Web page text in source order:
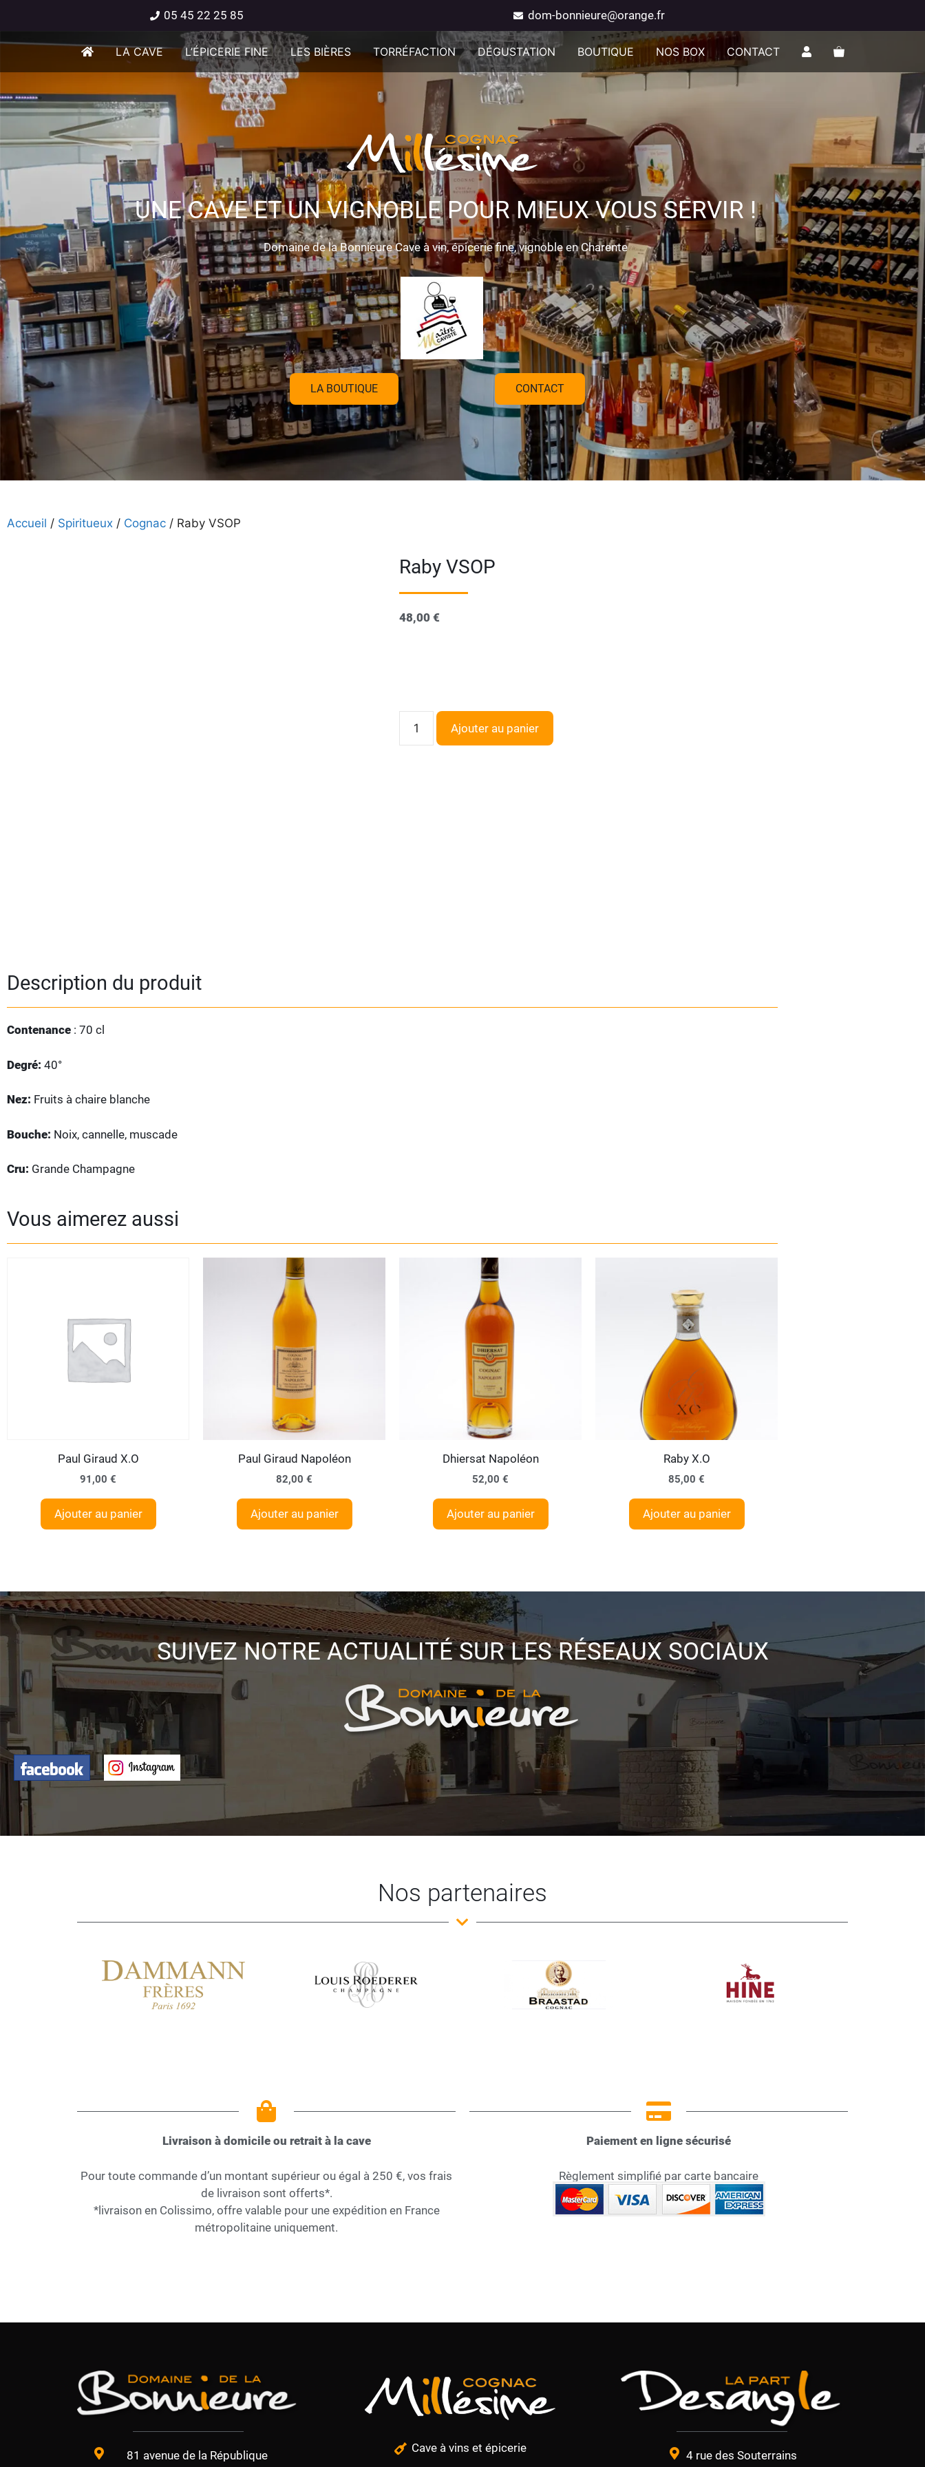
05 45 22 25 85 dom-bonnieure@orange.fr
LA CAVE L’ÉPICERIE FINE LES BIÈRES TORRÉFACTION DÉGUSTATION BOUTIQUE NOS BOX CONTACT
UNE CAVE ET UN VIGNOBLE POUR MIEUX VOUS SERVIR !
Domaine de la Bonnieure Cave à vin, épicerie fine, vignoble en Charente
LA BOUTIQUE CONTACT
Accueil / Spiritueux / Cognac / Raby VSOP
Raby VSOP
48,00 €
Ajouter au panier
Description du produit
Contenance : 70 cl
Degré: 40°
Nez: Fruits à chaire blanche
Bouche: Noix, cannelle, muscade
Cru: Grande Champagne
Vous aimerez aussi
Paul Giraud X.O
91,00 €
Ajouter au panier
Paul Giraud Napoléon
82,00 €
Ajouter au panier
Dhiersat Napoléon
52,00 €
Ajouter au panier
Raby X.O
85,00 €
Ajouter au panier
SUIVEZ NOTRE ACTUALITÉ SUR LES RÉSEAUX SOCIAUX
Nos partenaires
Livraison à domicile ou retrait à la cave
Pour toute commande d’un montant supérieur ou égal à 250 €, vos frais
de livraison sont offerts*.
*livraison en Colissimo, offre valable pour une expédition en France
métropolitaine uniquement.
Paiement en ligne sécurisé
Règlement simplifié par carte bancaire
81 avenue de la République
Cave à vins et épicerie
4 rue des Souterrains